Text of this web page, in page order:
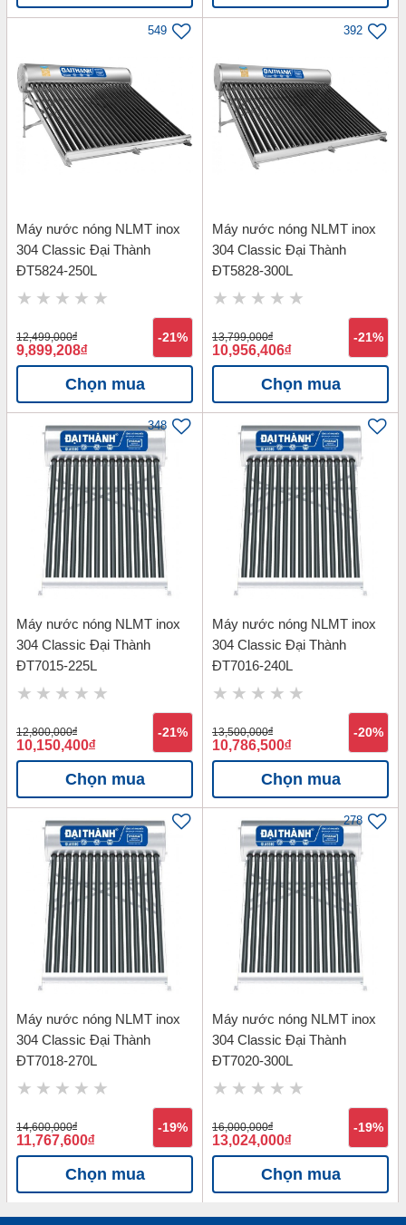
549
Máy nước nóng NLMT inox
304 Classic Đại Thành
ĐT5824-250L
12,499,000đ
9,899,208đ
-21%
Chọn mua
392
Máy nước nóng NLMT inox
304 Classic Đại Thành
ĐT5828-300L
13,799,000đ
10,956,406đ
-21%
Chọn mua
348
Máy nước nóng NLMT inox
304 Classic Đại Thành
ĐT7015-225L
12,800,000đ
10,150,400đ
-21%
Chọn mua
Máy nước nóng NLMT inox
304 Classic Đại Thành
ĐT7016-240L
13,500,000đ
10,786,500đ
-20%
Chọn mua
Máy nước nóng NLMT inox
304 Classic Đại Thành
ĐT7018-270L
14,600,000đ
11,767,600đ
-19%
Chọn mua
278
Máy nước nóng NLMT inox
304 Classic Đại Thành
ĐT7020-300L
16,000,000đ
13,024,000đ
-19%
Chọn mua